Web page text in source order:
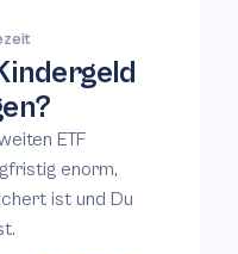
ETF
enorm,
ist und Du